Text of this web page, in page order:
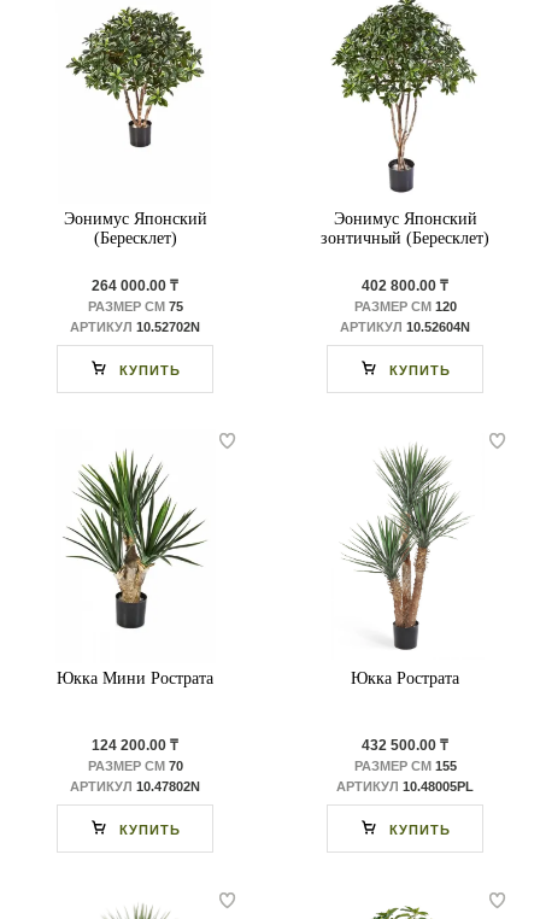
Эонимус Японский
(Бересклет)
264 000.00 ₸
РАЗМЕР СМ 75
АРТИКУЛ 10.52702N
КУПИТЬ
Эонимус Японский
зонтичный (Бересклет)
402 800.00 ₸
РАЗМЕР СМ 120
АРТИКУЛ 10.52604N
КУПИТЬ
Юкка Мини Рострата
124 200.00 ₸
РАЗМЕР СМ 70
АРТИКУЛ 10.47802N
КУПИТЬ
Юкка Рострата
432 500.00 ₸
РАЗМЕР СМ 155
АРТИКУЛ 10.48005PL
КУПИТЬ